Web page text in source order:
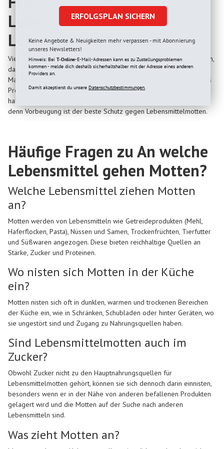
Lebensmittel gehen
Lebensmittelmotten?
Viele Lebensmittel, die wir ständig zuhause haben, ziehen Motten an,
darunter Getreide, Trockenfrüchte und Nüsse. Durch vorbeugende
Maßnahmen und schnelles Handeln bei den ersten Anzeichen eines
Problems können Sie Ihre Lebensmittel sicher und frei von Motten
halten. Bleiben Sie wachsam und schützen Sie Ihre Lebensmittel,
denn Vorbeugung ist der beste Schutz gegen Lebensmittelmotten.
Häufige Fragen zu An welche
Lebensmittel gehen Motten?
Welche Lebensmittel ziehen Motten
an?
Motten werden von Lebensmitteln wie Getreideprodukten (Mehl,
Haferflocken, Pasta), Nüssen und Samen, Trockenfrüchten, Tierfutter
und Süßwaren angezogen. Diese bieten reichhaltige Quellen an
Stärke, Zucker und Proteinen.
Wo nisten sich Motten in der Küche
ein?
Motten nisten sich oft in dunklen, warmen und trockenen Bereichen
der Küche ein, wie in Schränken, Schubladen oder hinter Geräten, wo
sie ungestört sind und Zugang zu Nahrungsquellen haben.
Sind Lebensmittelmotten auch im
Zucker?
Obwohl Zucker nicht zu den Hauptnahrungsquellen für
Lebensmittelmotten gehört, können sie sich dennoch darin einnisten,
besonders wenn er in der Nähe von anderen befallenen Produkten
gelagert wird und die Motten auf der Suche nach anderen
Lebensmitteln sind.
Was zieht Motten an?
ERFOLGSPLAN SICHERN
Keine Angebote & Neuigkeiten mehr verpassen - mit Abonnierung
unseres Newsletters!
Hinweis: Bei T-Online-E-Mail-Adressen kann es zu Zustellungsproblemen
kommen - melde dich deshalb sicherhaltshalber mit der Adresse eines anderen
Providers an.
Damit akzeptierst du unsere Datenschutzbestimmungen.